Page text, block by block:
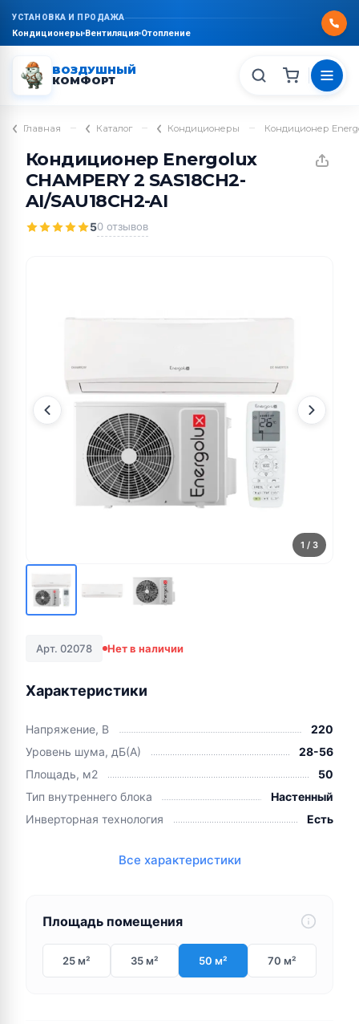
УСТАНОВКА И ПРОДАЖА
Кондиционеры Вентиляция Отопление
ВОЗДУШНЫЙ
КОМФОРТ
Главная – Каталог – Кондиционеры – Кондиционер
Кондиционер Energolux
CHAMPERY 2 SAS18CH2-
AI/SAU18CH2-AI
50 отзывов
1 / 3
Арт. 02078 Нет в наличии
Характеристики
Напряжение, В
220
Уровень шума, дБ(А)
28-56
Площадь, м2
50
Тип внутреннего блока
Настенный
Инверторная технология
Есть
Все характеристики
Площадь помещения
25 м² 35 м² 50 м² 70 м²